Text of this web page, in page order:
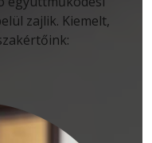
zajlik. Kiemelt,